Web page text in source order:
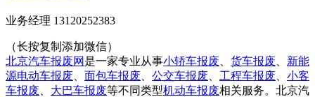
业务经理 13120252383
（长按复制添加微信）
北京汽车报废网 是一家专业从事小轿车报废 货车报废
新能
源电动车报废
面包车报废 公交车报废 工程车报废
小客
车报废
大巴车报废等不同类型机动车报废相关服务。北京汽